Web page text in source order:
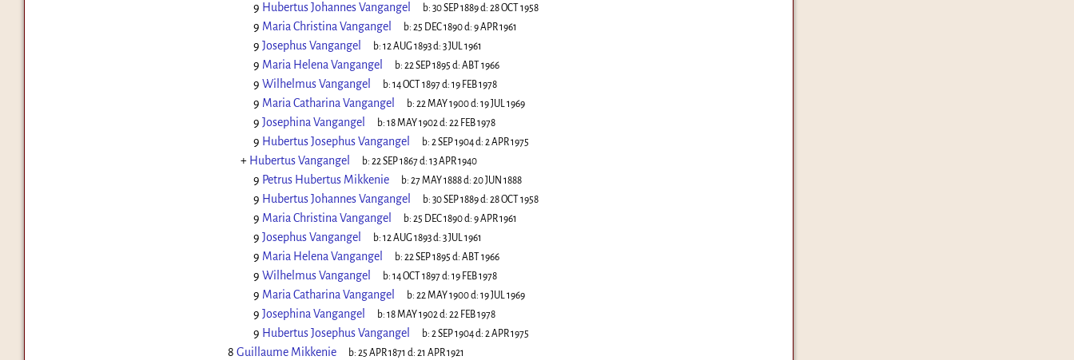
9 Hubertus Johannes Vangangel b: 30 SEP 1889d: 28 OCT 1958
9 Maria Christina Vangangel b: 25 DEC 1890d: 9 APR 1961
9 Josephus Vangangel b: 12 AUG 1893d: 3 JUL 1961
9 Maria Helena Vangangel b: 22 SEP 1895 d: ABT 1966
9 Wilhelmus Vangangel b: 14 OCT 1897d: 19 FEB 1978
9 Maria Catharina Vangangel b: 22 MAY 1900d: 19 JUL 1969
9 Josephina Vangangel b: 18 MAY 1902d: 22 FEB 1978
9 Hubertus Josephus Vangangel b: 2 SEP 1904d: 2 APR 1975
+ Hubertus Vangangel b: 22 SEP 1867d: 13 APR 1940
9 Petrus Hubertus Mikkenie b: 27 MAY 1888d: 20 JUN 1888
9 Hubertus Johannes Vangangel b: 30 SEP 1889d: 28 OCT 1958
9 Maria Christina Vangangel b: 25 DEC 1890d: 9 APR 1961
9 Josephus Vangangel b: 12 AUG 1893d: 3 JUL 1961
9 Maria Helena Vangangel b: 22 SEP 1895 d: ABT 1966
9 Wilhelmus Vangangel b: 14 OCT 1897d: 19 FEB 1978
9 Maria Catharina Vangangel b: 22 MAY 1900d: 19 JUL 1969
9 Josephina Vangangel b: 18 MAY 1902d: 22 FEB 1978
9 Hubertus Josephus Vangangel b: 2 SEP 1904d: 2 APR 1975
8 Guillaume Mikkenie b: 25 APR 1871 d: 21 APR 1921